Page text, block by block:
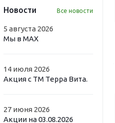
Новости Все новости
5 августа 2026
Мы в MAX
14 июля 2026
Акция с ТМ Терра Вита.
27 июня 2026
Акции на 03.08.2026